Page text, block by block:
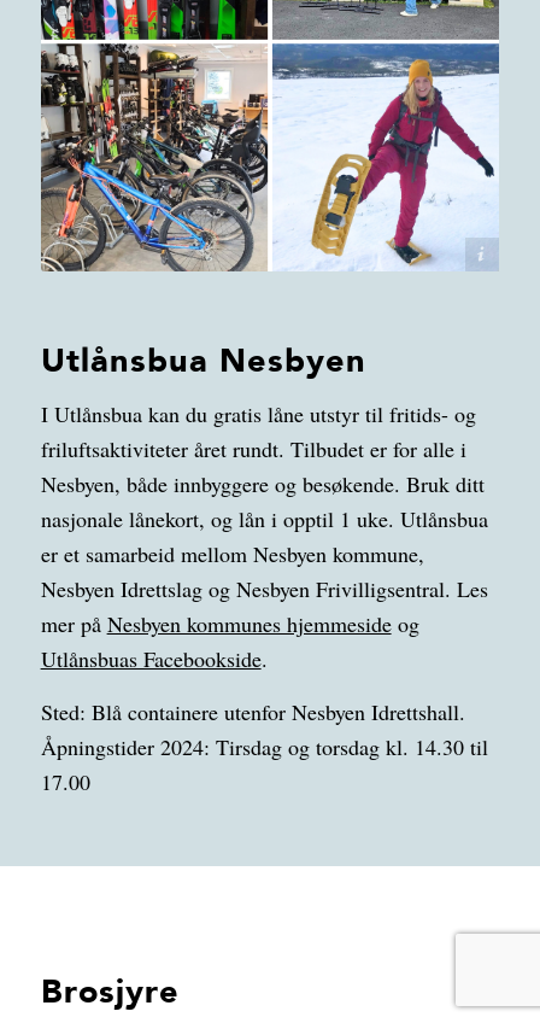
Utlånsbua Nesbyen
I Utlånsbua kan du gratis låne utstyr til fritids- og
friluftsaktiviteter året rundt. Tilbudet er for alle i
Nesbyen, både innbyggere og besøkende. Bruk ditt
nasjonale lånekort, og lån i opptil 1 uke. Utlånsbua
er et samarbeid mellom Nesbyen kommune,
Nesbyen Idrettslag og Nesbyen Frivilligsentral. Les
mer på Nesbyen kommunes hjemmesideog
Utlånsbuas Facebookside.
Sted: Blå containere utenfor Nesbyen Idrettshall.
Åpningstider 2024: Tirsdag og torsdag kl. 14.30 til
17.00
Utlånsbua Nesbyen
Brosjyre